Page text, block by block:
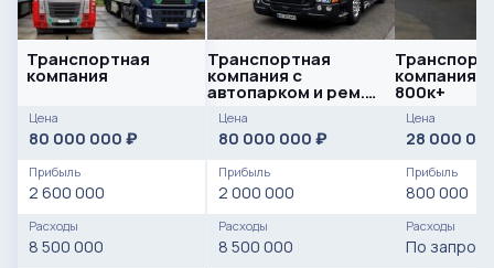
Транспортная
компания
Цена
80 000 000 ₽
Прибыль
2 600 000
Расходы
8 500 000
Транспортная
компания с
автопарком и рем.
базой
Цена
80 000 000 ₽
Прибыль
2 000 000
Расходы
8 500 000
компания.
800к+
Цена
28 000
Прибыль
800 000
Расходы
По запросу